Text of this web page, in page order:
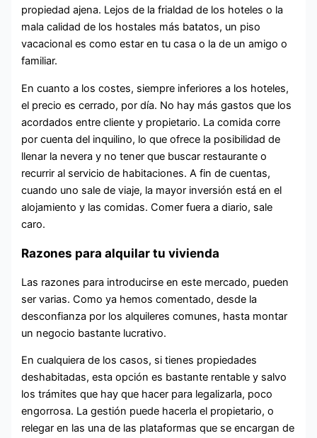
propiedad ajena. Lejos de la frialdad de los hoteles o la
mala calidad de los hostales más batatos, un piso
vacacional es como estar en tu casa o la de un amigo o
familiar.
En cuanto a los costes, siempre inferiores a los hoteles,
el precio es cerrado, por día. No hay más gastos que los
acordados entre cliente y propietario. La comida corre
por cuenta del inquilino, lo que ofrece la posibilidad de
llenar la nevera y no tener que buscar restaurante o
recurrir al servicio de habitaciones. A fin de cuentas,
cuando uno sale de viaje, la mayor inversión está en el
alojamiento y las comidas. Comer fuera a diario, sale
caro.
Razones para alquilar tu vivienda
Las razones para introducirse en este mercado, pueden
ser varias. Como ya hemos comentado, desde la
desconfianza por los alquileres comunes, hasta montar
un negocio bastante lucrativo.
En cualquiera de los casos, si tienes propiedades
deshabitadas, esta opción es bastante rentable y salvo
los trámites que hay que hacer para legalizarla, poco
engorrosa. La gestión puede hacerla el propietario, o
relegar en las una de las plataformas que se encargan de